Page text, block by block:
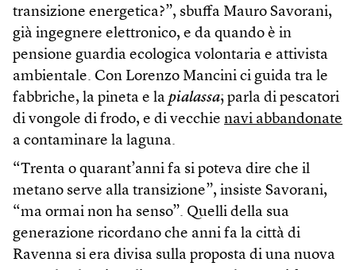
transizione energetica?”, sbuffa Mauro Savorani,
già ingegnere elettronico, e da quando è in
pensione guardia ecologica volontaria e attivista
ambientale. Con Lorenzo Mancini ci guida tra le
fabbriche, la pineta e la pialassa; parla di pescatori
di vongole di frodo, e di vecchie navi abbandonate
a contaminare la laguna.
“Trenta o quarant’anni fa si poteva dire che il
metano serve alla transizione”, insiste Savorani,
“ma ormai non ha senso”. Quelli della sua
generazione ricordano che anni fa la città di
Ravenna si era divisa sulla proposta di una nuova